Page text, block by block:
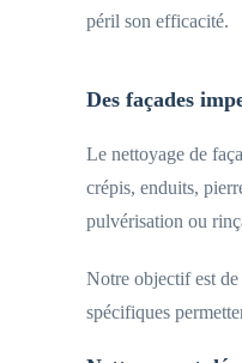
péril son efficacité.
Des façades
Le nettoyage de
crépis, enduits,
pulvérisation ou
Notre objectif est de
spécifiques